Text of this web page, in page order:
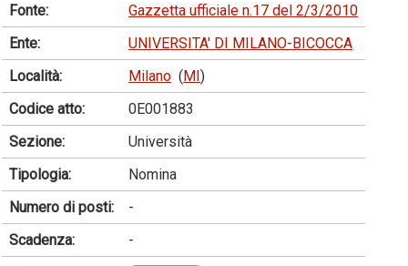
Fonte:
Gazzetta ufficiale n.17 del 2/3/2010
Ente:
UNIVERSITA' DI MILANO-BICOCCA
Località:
Milano (MI)
Codice atto:
0E001883
Sezione:
Università
Tipologia:
Nomina
Numero di posti:
-
Scadenza:
-